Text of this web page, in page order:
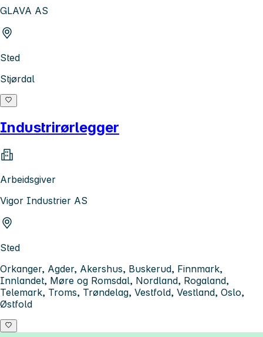
GLAVA AS
Sted
Stjørdal
Industrirørlegger
Arbeidsgiver
Vigor Industrier AS
Sted
Orkanger, Agder, Akershus, Buskerud, Finnmark,
Innlandet, Møre og Romsdal, Nordland, Rogaland,
Telemark, Troms, Trøndelag, Vestfold, Vestland, Oslo,
Østfold